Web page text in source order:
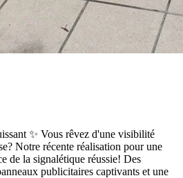
✨ Vous rêvez d'une visibilité
Notre récente réalisation pour une
de la signalétique réussie! Des
publicitaires captivants et une